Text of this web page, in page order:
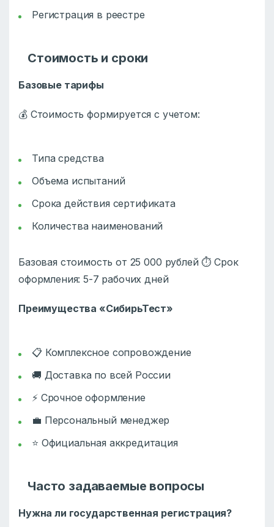
Регистрация в реестре
Стоимость и сроки
Базовые тарифы
💰 Стоимость формируется с учетом:
Типа средства
Объема испытаний
Срока действия сертификата
Количества наименований
Базовая стоимость от 25 000 рублей ⏱️ Срок
оформления: 5-7 рабочих дней
Преимущества «СибирьТест»
📋 Комплексное сопровождение
🚚 Доставка по всей России
⚡ Срочное оформление
💼 Персональный менеджер
⭐ Официальная аккредитация
Часто задаваемые вопросы
Нужна ли государственная регистрация?